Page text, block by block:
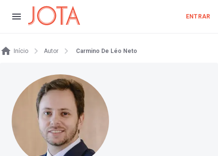
ENTRAR
Início Autor Carmino De Léo Neto